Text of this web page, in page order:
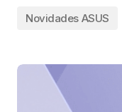
Novidades ASUS